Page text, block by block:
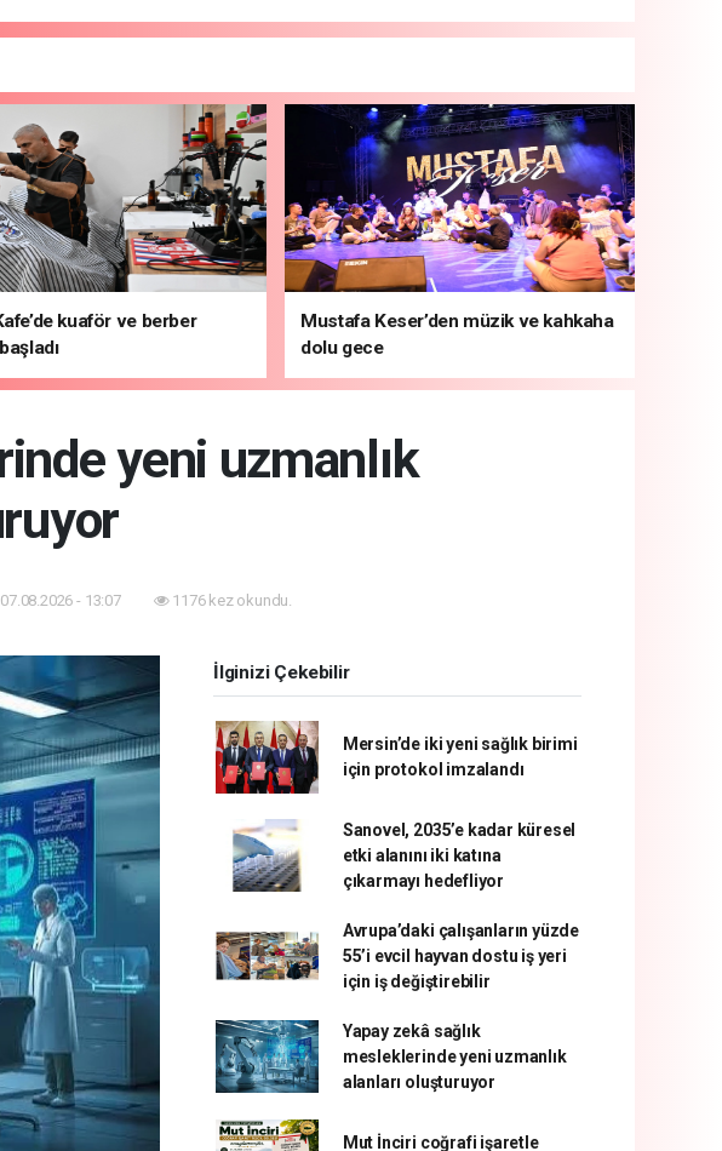
kuaför ve berber
Mustafa Keser’den müzik ve kahkaha
dolu gece
yeni uzmanlık
- 13:07 1176 kez okundu.
İlginizi Çekebilir
Mersin’de iki yeni sağlık birimi
için protokol imzalandı
Sanovel, 2035’e kadar küresel
etki alanını iki katına
çıkarmayı hedefliyor
Avrupa’daki çalışanların yüzde
55’i evcil hayvan dostu iş yeri
için iş değiştirebilir
Yapay zekâ sağlık
mesleklerinde yeni uzmanlık
alanları oluşturuyor
Mut İnciri coğrafi işaretle